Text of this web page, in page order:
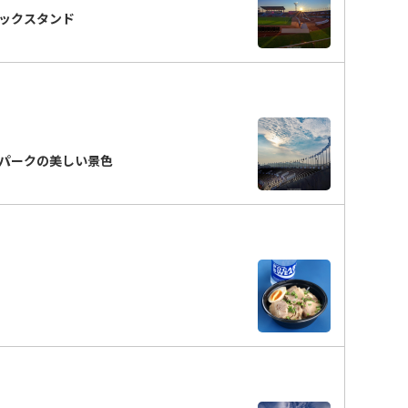
クスタンド
ークの美しい景色